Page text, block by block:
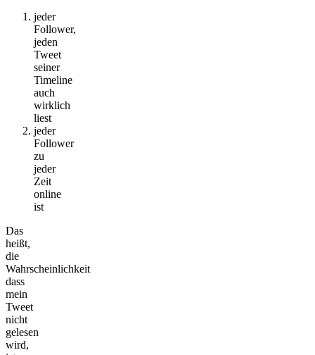
jeder
Follower,
jeden
Tweet
seiner
Timeline
auch
wirklich
liest
jeder
Follower
zu
jeder
Zeit
online
ist
Das
heißt,
die
Wahrscheinlichkeit
dass
mein
Tweet
nicht
gelesen
wird,